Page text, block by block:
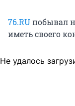
76.RUпобывал
иметь своего
Не удалось